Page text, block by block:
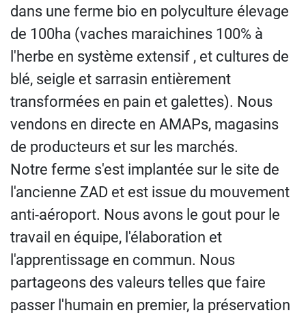
dans une ferme bio en polyculture élevage
de 100ha (vaches maraichines 100% à
l'herbe en système extensif , et cultures de
blé, seigle et sarrasin entièrement
transformées en pain et galettes). Nous
vendons en directe en AMAPs, magasins
de producteurs et sur les marchés.
Notre ferme s'est implantée sur le site de
l'ancienne ZAD et est issue du mouvement
anti-aéroport. Nous avons le gout pour le
travail en équipe, l'élaboration et
l'apprentissage en commun. Nous
partageons des valeurs telles que faire
passer l'humain en premier, la préservation